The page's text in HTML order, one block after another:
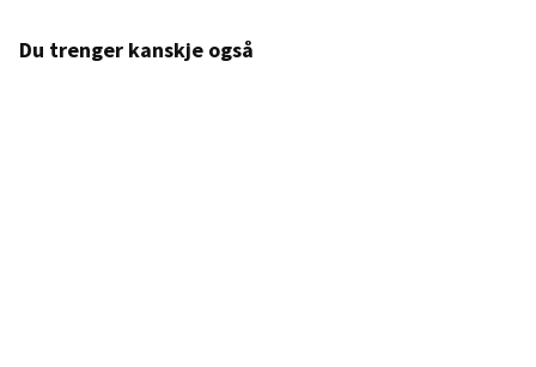
Du trenger kanskje også